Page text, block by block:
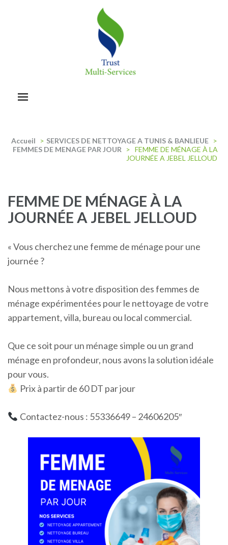
Accueil > SERVICES DE NETTOYAGE A TUNIS & BANLIEUE >
FEMMES DE MENAGE PAR JOUR
> FEMME DE MÉNAGE À LA
JOURNÉE A JEBEL JELLOUD
FEMME DE MÉNAGE À LA
JOURNÉE A JEBEL JELLOUD
« Vous cherchez une femme de ménage pour une
journée ?
Nous mettons à votre disposition des femmes de
ménage expérimentées pour le nettoyage de votre
appartement, villa, bureau ou local commercial.
Que ce soit pour un ménage simple ou un grand
ménage en profondeur, nous avons la solution idéale
pour vous.
Prix à partir de 60 DT par jour
Contactez-nous : 55336649 – 24606205″